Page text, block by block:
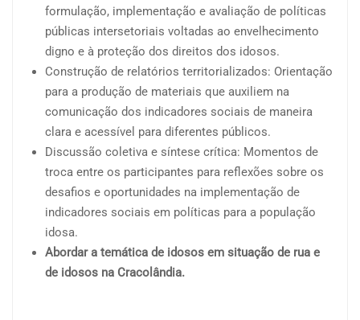
formulação, implementação e avaliação de políticas
públicas intersetoriais voltadas ao envelhecimento
digno e à proteção dos direitos dos idosos.
Construção de relatórios territorializados: Orientação
para a produção de materiais que auxiliem na
comunicação dos indicadores sociais de maneira
clara e acessível para diferentes públicos.
Discussão coletiva e síntese crítica: Momentos de
troca entre os participantes para reflexões sobre os
desafios e oportunidades na implementação de
indicadores sociais em políticas para a população
idosa.
Abordar a temática de idosos em situação de rua e
de idosos na Cracolândia.